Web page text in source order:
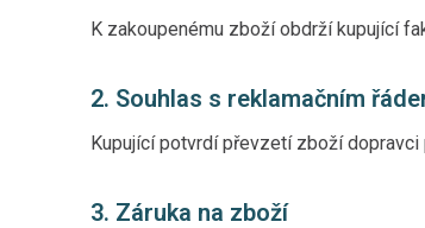
K zakoupenému zboží obdrží kupující
2. Souhlas s reklamačním
Kupující potvrdí převzetí zboží
3. Záruka na zboží